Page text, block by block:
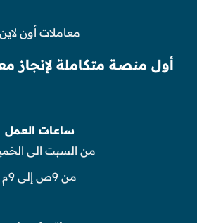
معاملات أون لاين
أول منصة متكاملة لإنجاز
ساعات العمل
من السبت الى
من 9ص إلى 9م